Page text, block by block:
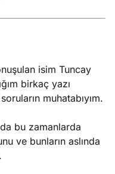
isim Tuncay
birkaç yazı
muhatabıyım.
da bu zamanlarda
ve bunların aslında